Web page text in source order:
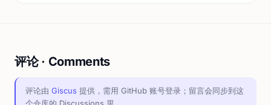
评论 · Comments
评论由 Giscus 提供，需用 GitHub 账号登录；留言会同步到这